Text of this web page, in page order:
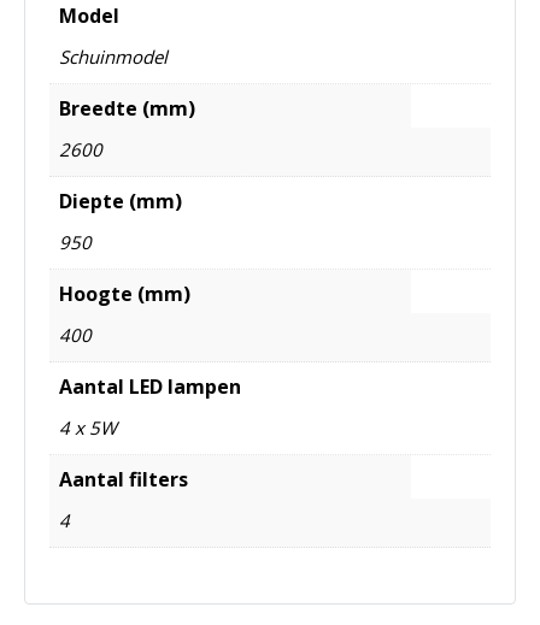
Model
Schuinmodel
Breedte (mm)
2600
Diepte (mm)
950
Hoogte (mm)
400
Aantal LED lampen
4 x 5W
Aantal filters
4